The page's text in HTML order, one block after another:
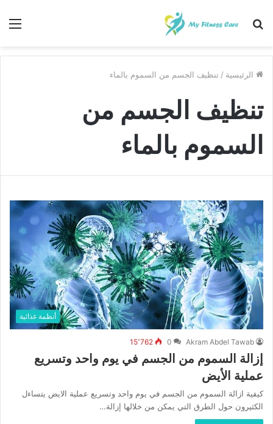
بحث
الرئيسية / تنظيف الجسم من السموم بالماء
تنظيف الجسم من
السموم بالماء
أنظمة غذائية
Akram Abdel Tawab
0 15٬762
إزالة السموم من الجسم في يوم واحد وتسريع
عملية الأيض
كيفية ازالة السموم من الجسم في يوم واحد وتسريع عملية الايض يتساءل
الكثيرون حول الطرق التي يمكن من خلالها إزالة…